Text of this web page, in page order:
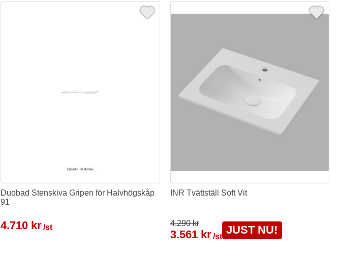
Duobad Stenskiva Gripen för Halvhögskåp
91
4.710 kr/st
INR Tvättställ Soft Vit
4.290 kr
3.561 kr /st
JUST NU!